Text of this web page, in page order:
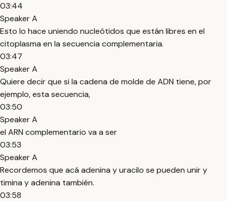
03:44
Speaker A
Esto lo hace uniendo nucleótidos que están libres en el
citoplasma en la secuencia complementaria.
03:47
Speaker A
Quiere decir que si la cadena de molde de ADN tiene, por
ejemplo, esta secuencia,
03:50
Speaker A
el ARN complementario va a ser
03:53
Speaker A
Recordemos que acá adenina y uracilo se pueden unir y
timina y adenina también.
03:58